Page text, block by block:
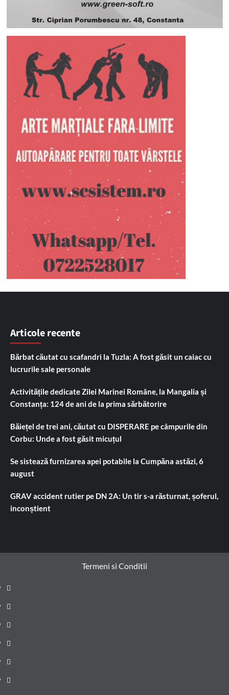
Articole recente
Bărbat căutat cu scafandri la Tuzla: A fost găsit un caiac cu
lucrurile sale personale
Activitățile dedicate Zilei Marinei Române, la Mangalia și
Constanța: 124 de ani de la prima sărbătorire
Băiețel de trei ani, căutat cu DISPERARE pe câmpurile din
Corbu: Unde a fost găsit micuțul
Se sistează furnizarea apei potabile la Cumpăna astăzi, 6
august
GRAV accident rutier pe DN 2A: Un tir s-a răsturnat, șoferul,
inconștient
Termeni si Conditii
Prima
pagină
Știri
de
ultima
Administrație
locală
Actualitate
Justiție
Cultura